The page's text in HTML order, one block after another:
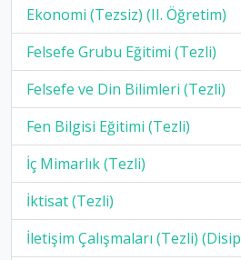
Ekonomi (Tezsiz) (II. Öğretim)
Felsefe Grubu Eğitimi (Tezli)
Felsefe ve Din Bilimleri (Tezli)
Fen Bilgisi Eğitimi (Tezli)
İç Mimarlık (Tezli)
İktisat (Tezli)
İletişim Çalışmaları (Tezli)